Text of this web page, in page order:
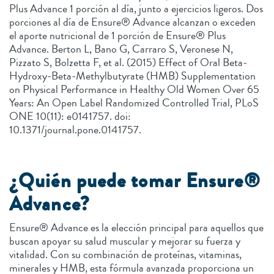
Plus Advance 1 porción al día, junto a ejercicios ligeros. Dos
porciones al día de Ensure® Advance alcanzan o exceden
el aporte nutricional de 1 porción de Ensure® Plus
Advance. Berton L, Bano G, Carraro S, Veronese N,
Pizzato S, Bolzetta F, et al. (2015) Effect of Oral Beta-
Hydroxy-Beta-Methylbutyrate (HMB) Supplementation
on Physical Performance in Healthy Old Women Over 65
Years: An Open Label Randomized Controlled Trial, PLoS
ONE 10(11): e0141757. doi:
10.1371/journal.pone.0141757.
¿Quién puede tomar Ensure®
Advance?
Ensure® Advance es la elección principal para aquellos que
buscan apoyar su salud muscular y mejorar su fuerza y
vitalidad. Con su combinación de proteínas, vitaminas,
minerales y HMB, esta fórmula avanzada proporciona un